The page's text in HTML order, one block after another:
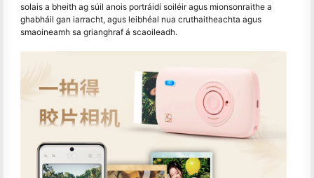
solais a bheith ag súil anois portráidí soiléir agus mionsonraithe a
ghabháil gan iarracht, agus leibhéal nua cruthaitheachta agus
smaoineamh sa grianghraf á scaoileadh.